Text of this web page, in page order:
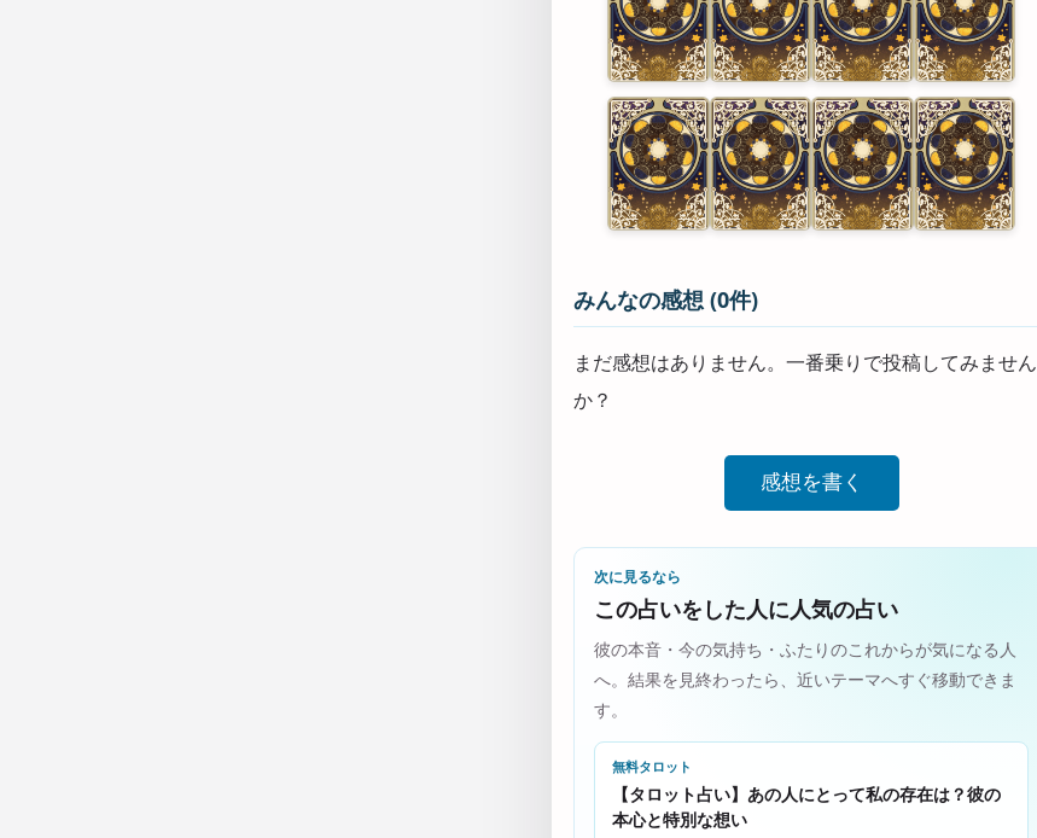
みんなの感想 (0件)
まだ感想はありません。一番乗りで投稿してみません
か？
感想を書く
次に見るなら
この占いをした人に人気の占い
彼の本音・今の気持ち・ふたりのこれからが気になる人
へ。結果を見終わったら、近いテーマへすぐ移動できま
す。
無料タロット
【タロット占い】あの人にとって私の存在は？彼の
本心と特別な想い